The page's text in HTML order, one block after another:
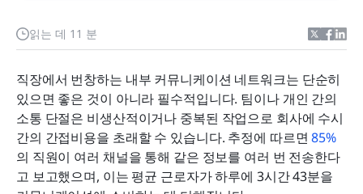
읽는 데 11 분
직장에서 번창하는 내부 커뮤니케이션 네트워크는 단순히
있으면 좋은 것이 아니라 필수적입니다. 팀이나 개인 간의
소통 단절은 비생산적이거나 중복된 작업으로 회사에 수시
간의 간접비용을 초래할 수 있습니다. 추정에 따르면 85%
의 직원이 여러 채널을 통해 같은 정보를 여러 번 전송한다
고 보고했으며, 이는 평균 근로자가 하루에 3시간 43분을
어느 것이 가장 좋은 가격인가요?
어느 곳이 가장 우수한 고객 서비스를 제공합니까?
어느 것이 가장 사용하기 쉽습니까?
어떤 것이 가장 안전하고 규정을 준수합니까?
다른 사용자들은 뭐라고 말하고 있나요?